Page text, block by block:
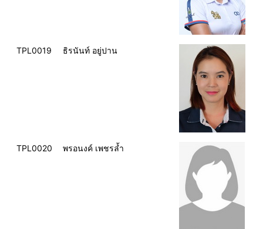
TPL0019 ธิรนันท์ อยู่ปาน
TPL0020 พรอนงค์ เพชรล้ำ